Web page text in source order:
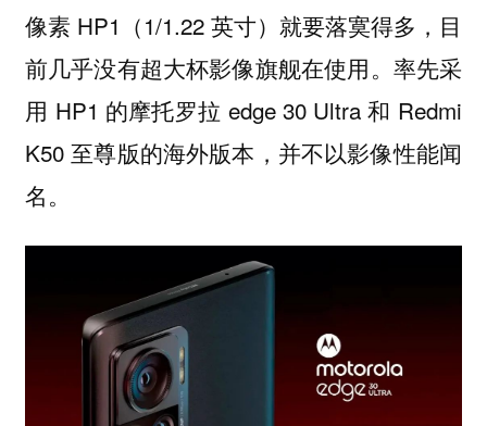
像素 HP1（1/1.22 英寸）就要落寞得多，目
前几乎没有超大杯影像旗舰在使用。率先采
用 HP1 的摩托罗拉 edge 30 Ultra 和 Redmi
K50 至尊版的海外版本，并不以影像性能闻
名。